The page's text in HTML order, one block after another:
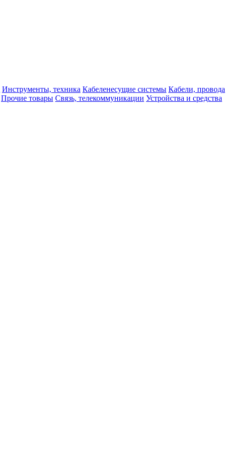
Инструменты, техника Кабеленесущие системы Кабели, провода
Прочие товары Связь, телекоммуникации Устройства и средства